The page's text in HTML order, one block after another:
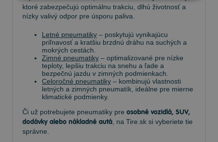
ktoré zabezpečujú optimálnu trakciu, dlhú životnosť a
nízky valivý odpor pre úsporu paliva.
Letné pneumatiky – poskytujú vynikajúcu
priľnavosť a kratšiu brzdnú dráhu na suchých a
mokrých cestách.
Zimné pneumatiky – optimalizované pre nízke
teploty, lepšiu trakciu na snehu a ľade a
bezpečnú jazdu v zimných podmienkach.
Celoročné pneumatiky – kombinujú vlastnosti
letných a zimných pneumatík, ideálne pre mierne
klimatické podmienky.
Či už potrebujete pneumatiky pre osobné vozidlá, SUV,
dodávky alebo nákladné autá , na Tire.sk si vyberiete tie
správne.